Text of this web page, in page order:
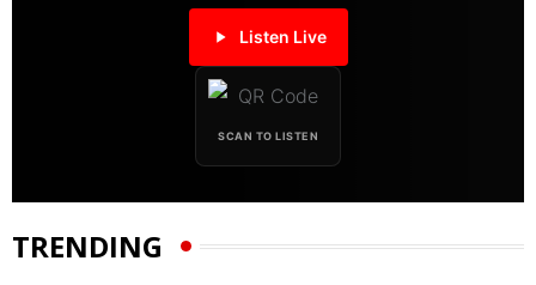
Listen Live
SCAN TO LISTEN
TRENDING